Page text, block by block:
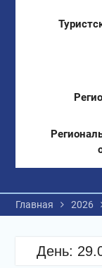
Главная 2026
День: